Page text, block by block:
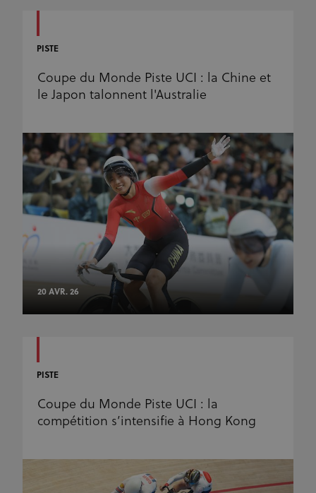
PISTE
Coupe du Monde Piste UCI : la Chine et
le Japon talonnent l'Australie
20 AVR. 26
PISTE
Coupe du Monde Piste UCI : la
compétition s’intensifie à Hong Kong